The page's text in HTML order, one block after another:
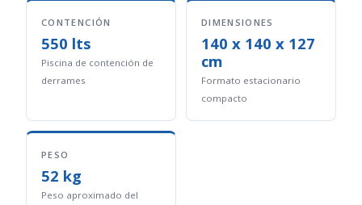
CONTENCIÓN
550 lts
Piscina de contención de
derrames
DIMENSIONES
140 x 140 x 127
cm
Formato estacionario
compacto
PESO
52 kg
Peso aproximado del